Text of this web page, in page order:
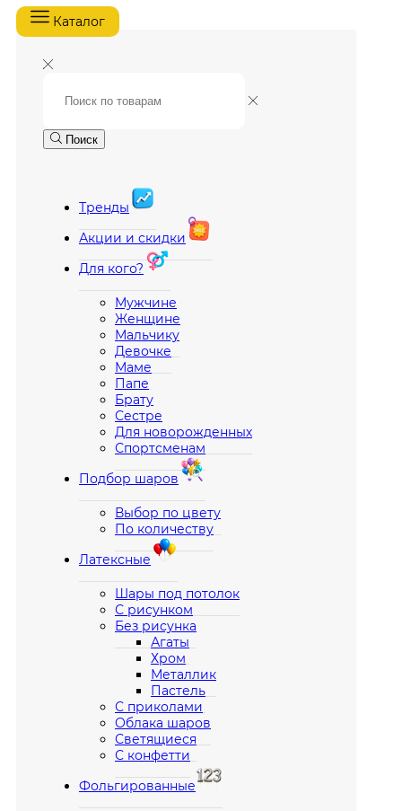
Каталог
Поиск
Тренды
Акции и скидки
Для кого?
Мужчине
Женщине
Мальчику
Девочке
Маме
Папе
Брату
Сестре
Для новорожденных
Спортсменам
Подбор шаров
Выбор по цвету
По количеству
Латексные
Шары под потолок
С рисунком
Без рисунка
Агаты
Хром
Металлик
Пастель
С приколами
Облака шаров
Светящиеся
С конфетти
Фольгированные